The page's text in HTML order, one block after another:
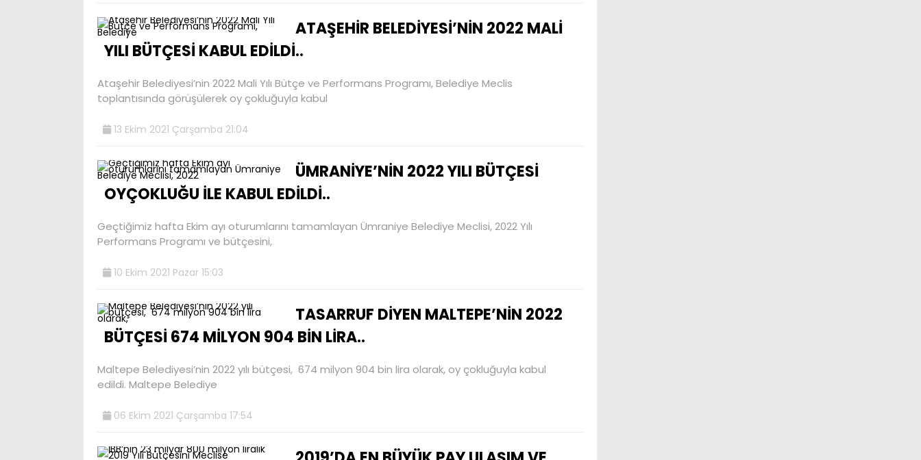
ATAŞEHİR BELEDİYESİ’NİN 2022 MALİ
YILI BÜTÇESİ KABUL EDİLDİ..
Ataşehir Belediyesi’nin 2022 Mali Yılı Bütçe ve Performans Programı, Belediye Meclis
toplantısında görüşülerek oy çokluğuyla kabul
13 Ekim 2021 Çarşamba 21:04
ÜMRANİYE’NİN 2022 YILI BÜTÇESİ
OYÇOKLUĞU İLE KABUL EDİLDİ..
Geçtiğimiz hafta Ekim ayı oturumlarını tamamlayan Ümraniye Belediye Meclisi, 2022 Yılı
Performans Programı ve bütçesini,
10 Ekim 2021 Pazar 15:03
TASARRUF DİYEN MALTEPE’NİN 2022
BÜTÇESİ 674 MİLYON 904 BİN LİRA..
Maltepe Belediyesi’nin 2022 yılı bütçesi, 674 milyon 904 bin lira olarak, oy çokluğuyla kabul
edildi. Maltepe Belediye
06 Ekim 2021 Çarşamba 17:54